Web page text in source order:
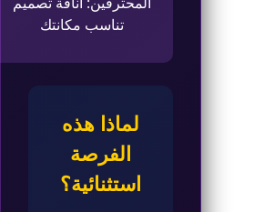
تناسب مكانتك
لماذا هذه
الفرصة
استثنائية؟